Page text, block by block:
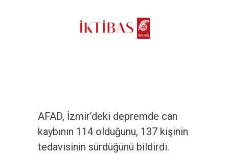
AFAD, İzmir’deki depremde can
kaybının 114 olduğunu, 137 kişinin
tedavisinin sürdüğünü bildirdi.